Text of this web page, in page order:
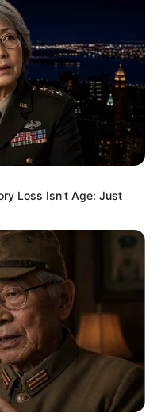
LAINNYA
Loss Isn't Age: Just